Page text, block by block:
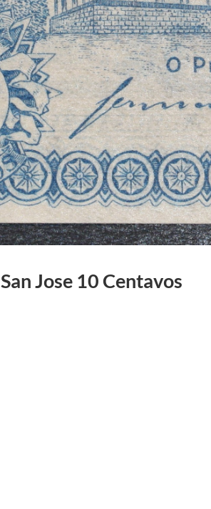
Jose 10 Centavos